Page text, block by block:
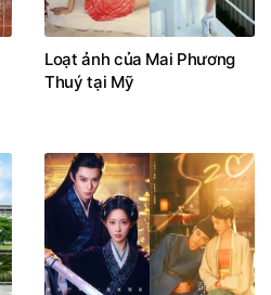
Loạt ảnh của Mai Phương
Thuý tại Mỹ